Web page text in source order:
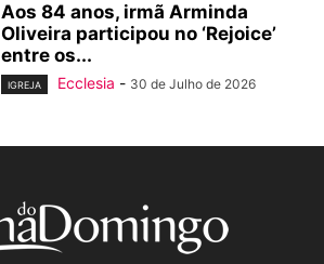
Aos 84 anos, irmã Arminda
Oliveira participou no ‘Rejoice’
entre os...
IGREJA Ecclesia - 30 de Julho de 2026